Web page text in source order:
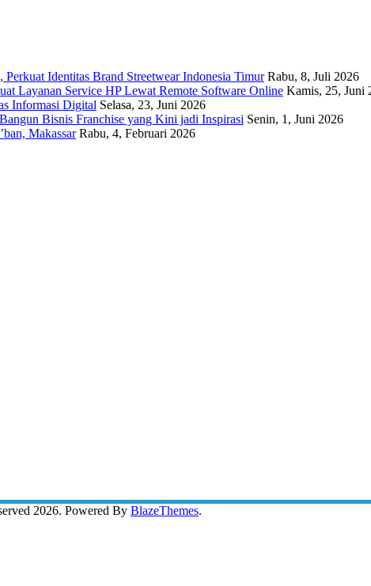
Identitas Brand Streetwear Indonesia Timur Rabu, 8, Juli 2026
Layanan Service HP Lewat Remote Software Online Kamis, 25, Juni
Informasi Digital Selasa, 23, Juni 2026
Bisnis Franchise yang Kini jadi Inspirasi Senin, 1, Juni 2026
Makassar Rabu, 4, Februari 2026
2026. Powered By BlazeThemes.